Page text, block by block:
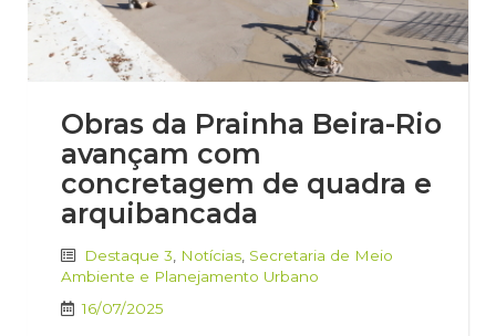
Obras da Prainha Beira-Rio
avançam com
concretagem de quadra e
arquibancada
Destaque 3 Notícias Secretaria de Meio
Ambiente e Planejamento Urbano
16/07/2025